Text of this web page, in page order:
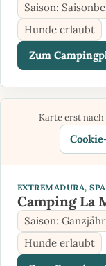
Saison:
Hunde erlaubt
Zum
Karte erst
EXTREMADURA,
Camping La
Saison:
Hunde erlaubt